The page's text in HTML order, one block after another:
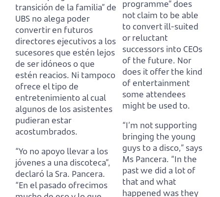
transición de la familia” de
UBS no alega poder
convertir en futuros
directores ejecutivos a los
sucesores que estén lejos
de ser idóneos o que
estén reacios. Ni tampoco
ofrece el tipo de
entretenimiento al cual
algunos de los asistentes
pudieran estar
acostumbrados.
“Yo no apoyo llevar a los
jóvenes a una discoteca”,
declaró la Sra. Pancera.
“En el pasado ofrecimos
programme” does
not claim to be able
to convert ill-suited
or reluctant
successors into CEOs
of the future. Nor
does it offer the kind
of entertainment
some attendees
might be used to.
“I’m not supporting
bringing the young
guys to a disco,” says
Ms Pancera. “In the
past we did a lot of
that and what
happened was they